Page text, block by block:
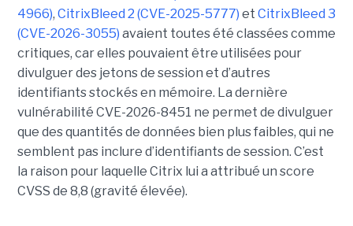
4966), CitrixBleed 2 (CVE-2025-5777) et CitrixBleed 3
(CVE-2026-3055) avaient toutes été classées comme
critiques, car elles pouvaient être utilisées pour
divulguer des jetons de session et d’autres
identifiants stockés en mémoire. La dernière
vulnérabilité CVE-2026-8451 ne permet de divulguer
que des quantités de données bien plus faibles, qui ne
semblent pas inclure d’identifiants de session. C’est
la raison pour laquelle Citrix lui a attribué un score
CVSS de 8,8 (gravité élevée).